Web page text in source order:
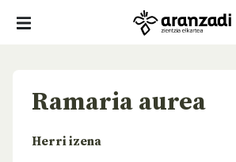
Ramaria aurea
Herri izena